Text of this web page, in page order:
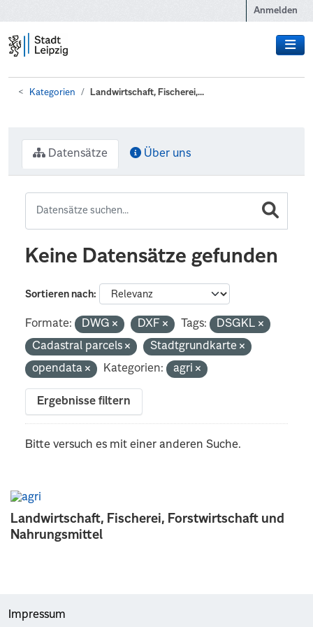
Anmelden
Kategorien Landwirtschaft, Fischerei,...
Landwirtschaft, Fischerei, Forstwirtschaft und
Nahrungsmittel
Datensätze Über uns
Keine Datensätze gefunden
Sortieren nach
Formate: DWG DXF Tags:
DSGKL
Cadastral parcels
Stadtgrundkarte
opendata
Kategorien: agri
Ergebnisse filtern
Bitte versuch es mit einer anderen Suche.
Impressum